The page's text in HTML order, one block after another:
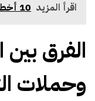
اقرأ المزيد 10 أخطاء قاتلة في الحملات الإعلانية
الفرق
وحملات